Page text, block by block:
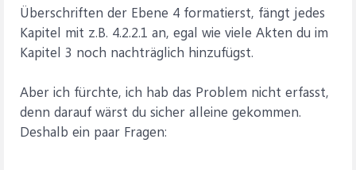
Überschriften der Ebene 4 formatierst, fängt jedes
Kapitel mit z.B. 4.2.2.1 an, egal wie viele Akten du im
Kapitel 3 noch nachträglich hinzufügst.
Aber ich fürchte, ich hab das Problem nicht erfasst,
denn darauf wärst du sicher alleine gekommen.
Deshalb ein paar Fragen: